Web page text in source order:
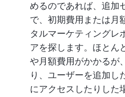
めるのであれば、追加
で、初期費用または月
タルマーケティングレ
アを探します。ほとん
や月額費用がかかるが
り、ユーザーを追加し
にアクセスしたりした